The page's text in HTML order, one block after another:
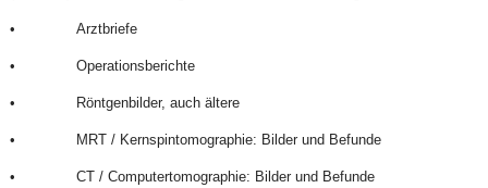
• Arztbriefe
• Operationsberichte
• Röntgenbilder, auch ältere
• MRT / Kernspintomographie: Bilder und Befunde
• CT / Computertomographie: Bilder und Befunde